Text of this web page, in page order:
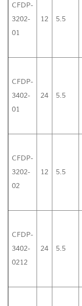
CFDP-
3202-
01
12 5.5
CFDP-
3402-
01
24 5.5
CFDP-
3202-
02
12 5.5
CFDP-
3402-
0212
24 5.5